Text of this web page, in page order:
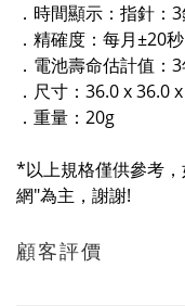
．時間顯示：指針：
．精確度：每月±20秒
．電池壽命估計值：
．尺寸：36.0 x 36.0
．重量：20g
*以上規格僅供參考
網"為主，謝謝!
顧客評價